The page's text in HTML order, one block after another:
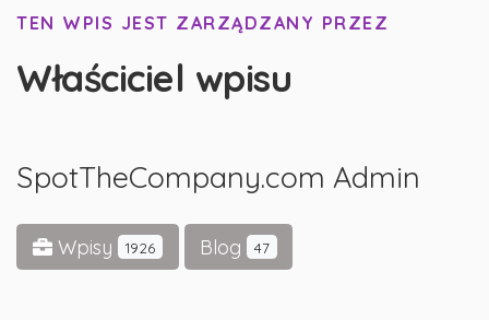
TEN WPIS JEST ZARZĄDZANY PRZEZ
Właściciel wpisu
SpotTheCompany.com Admin
Wpisy 1926 Blog 47